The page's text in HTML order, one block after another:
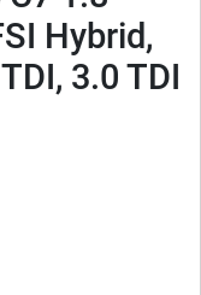
Hybrid,
3.0 TDI